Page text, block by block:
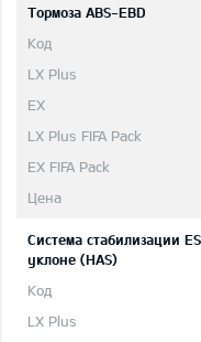
Тормоза ABS-EBD
Система стабилизации
уклоне (HAS)